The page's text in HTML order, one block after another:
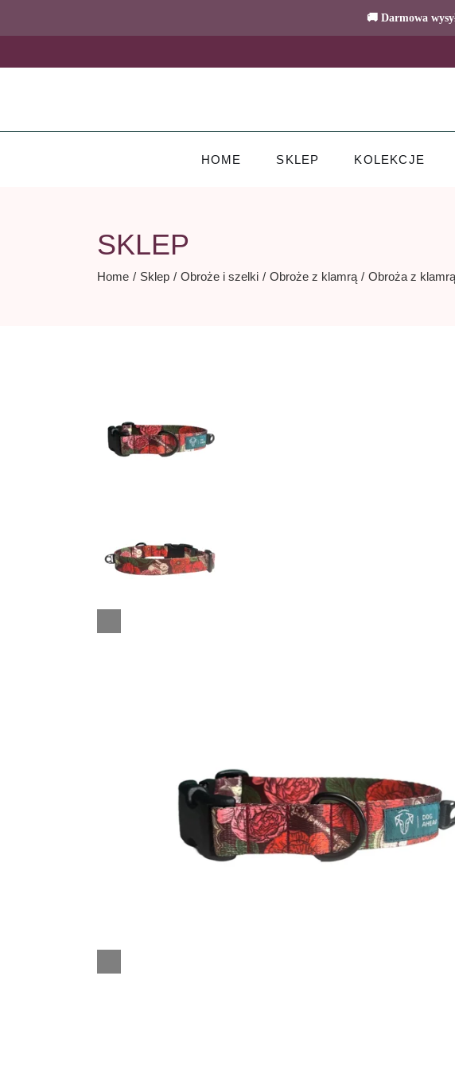
🚚 Darmowa
the
HOME SKLEP KOLEKCJE
SKLEP
Home Sklep Obroże i szelki Obroże z klamrą Obroża z